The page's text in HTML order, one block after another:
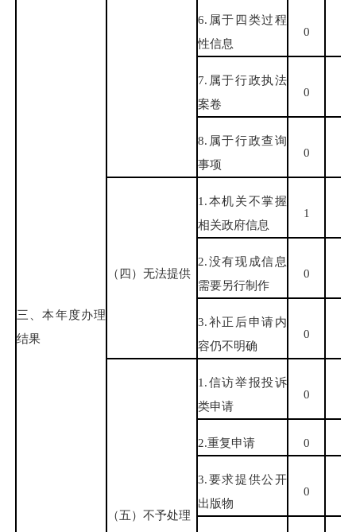
三、本年度办理
结果
6.属于四类过程
性信息
0
7.属于行政执法
案卷
0
8.属于行政查询
事项
0
（四）无法提供
1.本机关不掌握
相关政府信息
1
2.没有现成信息
需要另行制作
0
3.补正后申请内
容仍不明确
0
（五）不予处理
1.信访举报投诉
类申请
0
2.重复申请 0
3.要求提供公开
出版物
0